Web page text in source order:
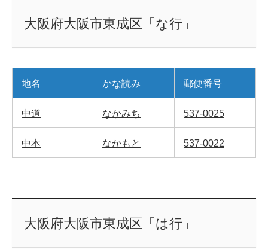
大阪府大阪市東成区「な行」
地名 かな読み 郵便番号
中道 なかみち 537-0025
中本 なかもと 537-0022
大阪府大阪市東成区「は行」